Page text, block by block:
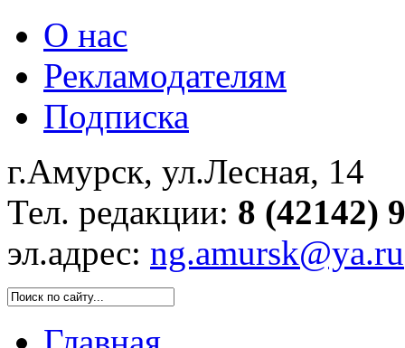
О нас
Рекламодателям
Подписка
г.Амурск, ул.Лесная, 14
Тел. редакции: 8 (42142)
эл.адрес: ng.amursk@ya.ru